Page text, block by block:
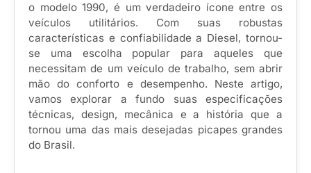
o modelo 1990, é um verdadeiro ícone entre os
veículos utilitários. Com suas robustas
características e confiabilidade a Diesel, tornou-
se uma escolha popular para aqueles que
necessitam de um veículo de trabalho, sem abrir
mão do conforto e desempenho. Neste artigo,
vamos explorar a fundo suas especificações
técnicas, design, mecânica e a história que a
tornou uma das mais desejadas picapes grandes
do Brasil.